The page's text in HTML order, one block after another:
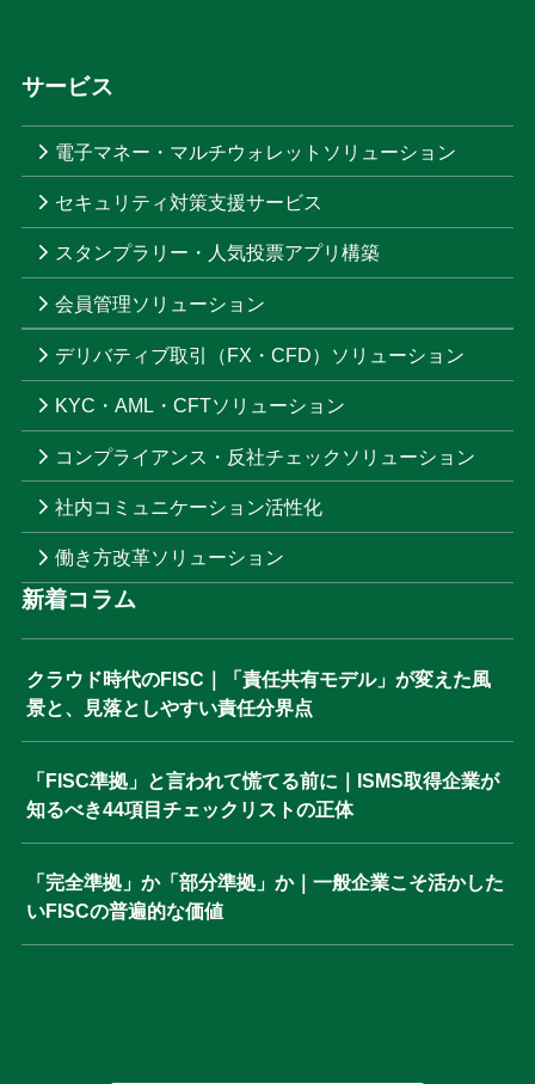
サービス
電子マネー・マルチウォレットソリューション
セキュリティ対策支援サービス
スタンプラリー・人気投票アプリ構築
会員管理ソリューション
デリバティブ取引（FX・CFD）ソリューション
KYC・AML・CFTソリューション
コンプライアンス・反社チェックソリューション
社内コミュニケーション活性化
働き方改革ソリューション
新着コラム
クラウド時代のFISC｜「責任共有モデル」が変えた風
景と、見落としやすい責任分界点
「FISC準拠」と言われて慌てる前に｜ISMS取得企業が
知るべき44項目チェックリストの正体
「完全準拠」か「部分準拠」か｜一般企業こそ活かした
いFISCの普遍的な価値